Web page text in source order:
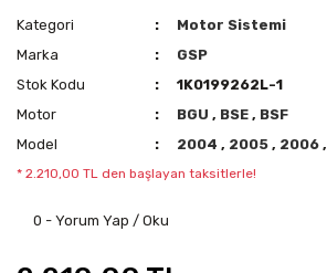
Kategori
Motor Sistemi
Marka
GSP
Stok Kodu
1K0199262L-1
Motor
BGU, BSE, BSF
Model
2004, 2005, 2006,
* 2.210,00 TL den başlayan taksitlerle!
0 - Yorum Yap / Oku